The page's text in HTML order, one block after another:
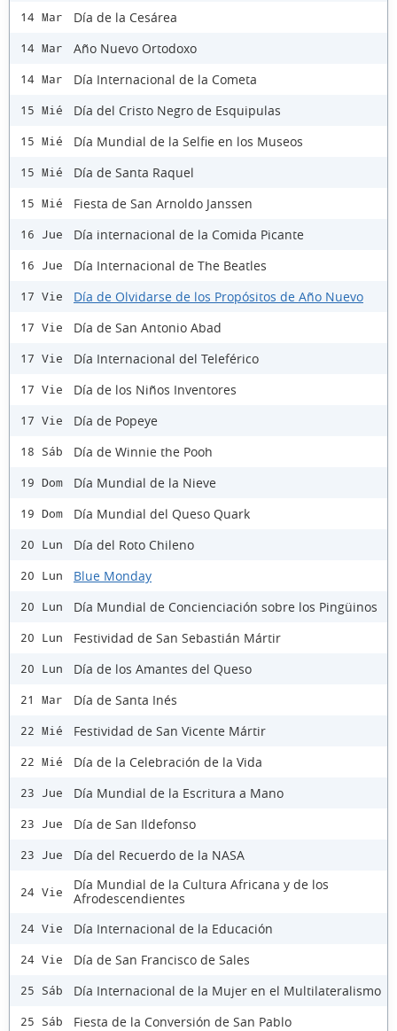
14 Mar Día de la Cesárea
14 Mar Año Nuevo Ortodoxo
14 Mar Día Internacional de la Cometa
15 Mié Día del Cristo Negro de Esquipulas
15 Mié Día Mundial de la Selfie en los Museos
15 Mié Día de Santa Raquel
15 Mié Fiesta de San Arnoldo Janssen
16 Jue Día internacional de la Comida Picante
16 Jue Día Internacional de The Beatles
17 Vie Día de Olvidarse de los Propósitos de Año Nuevo
17 Vie Día de San Antonio Abad
17 Vie Día Internacional del Teleférico
17 Vie Día de los Niños Inventores
17 Vie Día de Popeye
18 Sáb Día de Winnie the Pooh
19 Dom Día Mundial de la Nieve
19 Dom Día Mundial del Queso Quark
20 Lun Día del Roto Chileno
20 Lun Blue Monday
20 Lun Día Mundial de Concienciación sobre los Pingüinos
20 Lun Festividad de San Sebastián Mártir
20 Lun Día de los Amantes del Queso
21 Mar Día de Santa Inés
22 Mié Festividad de San Vicente Mártir
22 Mié Día de la Celebración de la Vida
23 Jue Día Mundial de la Escritura a Mano
23 Jue Día de San Ildefonso
23 Jue Día del Recuerdo de la NASA
24 Vie
Día Mundial de la Cultura Africana y de los
Afrodescendientes
24 Vie Día Internacional de la Educación
24 Vie Día de San Francisco de Sales
25 Sáb Día Internacional de la Mujer en el Multilateralismo
25 Sáb Fiesta de la Conversión de San Pablo